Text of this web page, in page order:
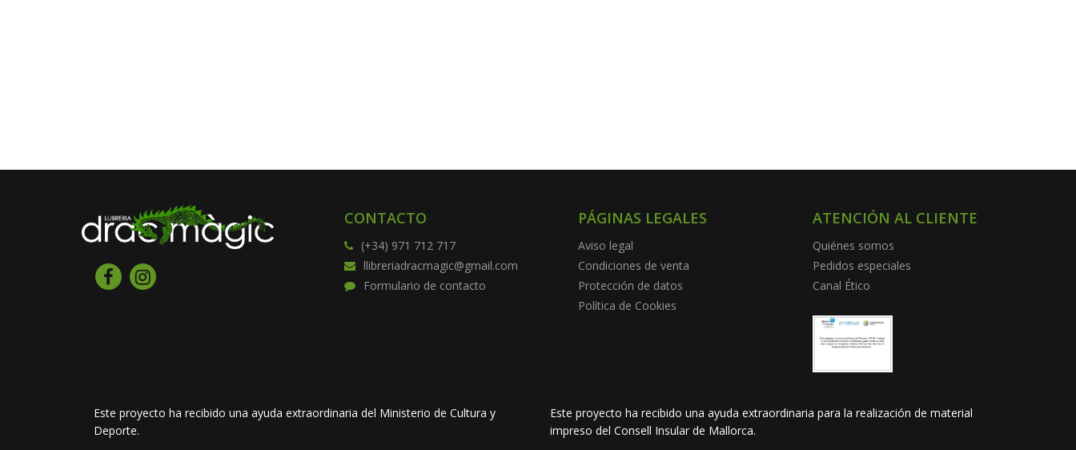
CONTACTO
(+34) 971 712 717
llibreriadracmagic@gmail.com
Formulario de contacto
PÁGINAS LEGALES
Aviso legal
Condiciones de venta
Protección de datos
Política de Cookies
ATENCIÓN AL CLIENTE
Quiénes somos
Pedidos especiales
Canal Ético
Este proyecto ha recibido una ayuda extraordinaria del Ministerio de Cultura y
Deporte.
Este proyecto ha recibido una ayuda extraordinaria para la realización de material
impreso del Consell Insular de Mallorca.